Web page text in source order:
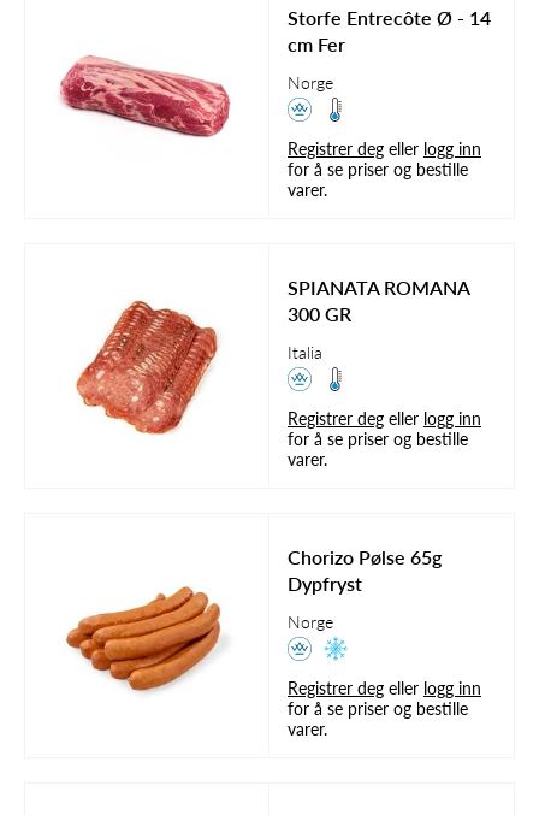
Storfe Entrecôte Ø - 14
cm Fer
Norge
Registrer deg eller logg inn
for å se priser og bestille
varer.
SPIANATA ROMANA
300 GR
Italia
Registrer deg eller logg inn
for å se priser og bestille
varer.
Chorizo Pølse 65g
Dypfryst
Norge
Registrer deg eller logg inn
for å se priser og bestille
varer.